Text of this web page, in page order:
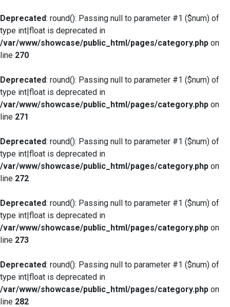
Deprecated: round(): Passing null to parameter #1 ($num) of
type int|float is deprecated in
/var/www/showcase/public_html/pages/category.php on
line 270
Deprecated: round(): Passing null to parameter #1 ($num) of
type int|float is deprecated in
/var/www/showcase/public_html/pages/category.php on
line 271
Deprecated: round(): Passing null to parameter #1 ($num) of
type int|float is deprecated in
/var/www/showcase/public_html/pages/category.php on
line 272
Deprecated: round(): Passing null to parameter #1 ($num) of
type int|float is deprecated in
/var/www/showcase/public_html/pages/category.php on
line 273
Deprecated: round(): Passing null to parameter #1 ($num) of
type int|float is deprecated in
/var/www/showcase/public_html/pages/category.php on
line 282